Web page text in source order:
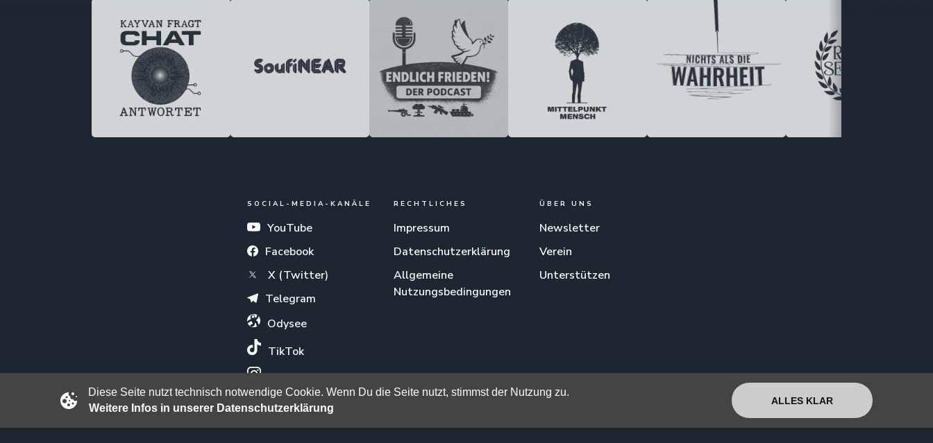
SOCIAL-MEDIA-KANÄLE
YouTube
Facebook
X (Twitter)
Telegram
Odysee
TikTok
Instagram
RECHTLICHES
Impressum
Datenschutzerklärung
Allgemeine
Nutzungsbedingungen
ÜBER UNS
Newsletter
Verein
Unterstützen
Diese Seite nutzt technisch notwendige Cookie. Wenn Du die Seite nutzt, stimmst der Nutzung zu.
Weitere Infos in unserer Datenschutzerklärung
ALLES KLAR